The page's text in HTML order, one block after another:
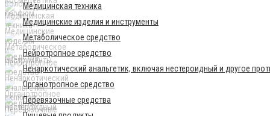
Медицинская техника
Медицинские изделия и инструменты
Метаболическое средство
Нейротропное средство
Ненаркотический анальгетик, включая нестероидный и другое
Органотропное средство
Перевязочные средства